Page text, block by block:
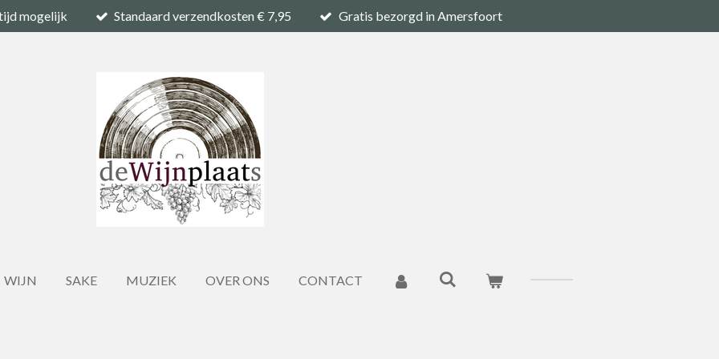
mogelijk Standaard verzendkosten € 7,95 Gratis bezorgd in Amersfoort
WIJN SAKE MUZIEK OVER ONS CONTACT